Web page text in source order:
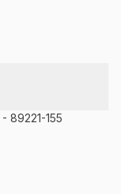
para responder-lhe
terrenos,
89221-155